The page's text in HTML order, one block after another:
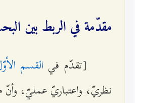
مقدّمة في الربط بين
[تقدّم في القسم
نظريّ، واعتباريّ عمليّ، وأنّ